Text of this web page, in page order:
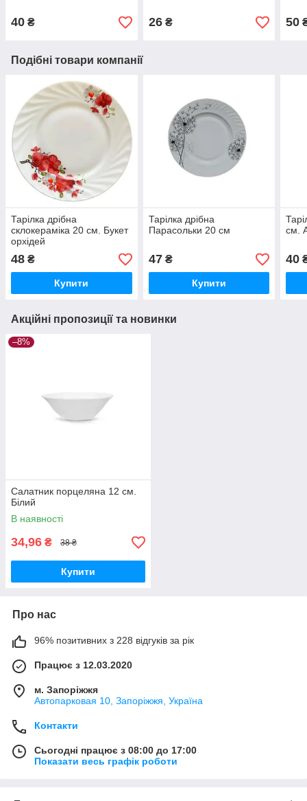
40 ₴ 26₴ 50
Подібні товари компанії
Тарілка дрібна
склокераміка 20 см. Букет
орхідей
48 ₴
Купити
Тарілка дрібна
Парасольки 20 см
47₴
Купити
см.
40
Акційні пропозиції та новинки
–8%
Салатник порцеляна 12 см.
Білий
В наявності
34,96 ₴ 38 ₴
Купити
Про нас
96% позитивних з 228 відгуків за рік
Працює з 12.03.2020
м. Запоріжжя
Автопарковая 10, Запоріжжя, Україна
Контакти
Сьогодні працює з 08:00 до 17:00
Показати весь графік роботи